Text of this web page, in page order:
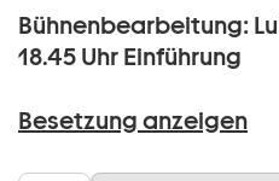
Bühnenbearbeitung:
18.45 Uhr Einführung
Besetzung anzeigen